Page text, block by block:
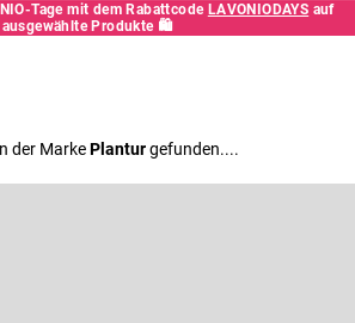
Tage mit dem Rabattcode LAVONIODAYS auf
ausgewählte Produkte 🛍️
der MarkePlanturgefunden....